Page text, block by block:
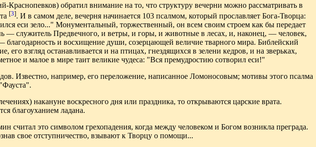
обратил внимание на то, что структуру вечерни можно рассматривать в
[3]. И в самом деле, вечерня начинается 103 псалмом, который прославляет Бога-Творца:
еси зело..." Монументальный, торжественный, он всем своим строем как бы передает
— служитель Предвечного, и ветры, и горы, и животные в лесах, и, наконец, — человек,
и восхищение души, созерцающей величие тварного мира. Библейский
взгляд останавливается и на птицах, гнездящихся в зелени кедров, и на зверьках,
и малое в мире таит великие чудеса: "Вся премудростию сотворил еси!"
Известно, например, его переложение, написанное Ломоносовым; мотивы этого псалма
накануне воскресного дня или праздника, то открываются царские врата.
благоуханием ладана.
считал это символом грехопадения, когда между человеком и Богом возникла преграда.
свое отступничество, взывают к Творцу о помощи...